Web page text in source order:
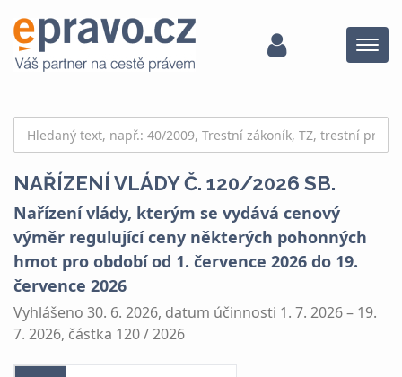
Menu
NAŘÍZENÍ VLÁDY Č. 120/2026 SB.
Nařízení vlády, kterým se vydává cenový
výměr regulující ceny některých pohonných
hmot pro období od 1. července 2026 do 19.
července 2026
Vyhlášeno 30. 6. 2026, datum účinnosti 1. 7. 2026 – 19.
7. 2026, částka 120 / 2026